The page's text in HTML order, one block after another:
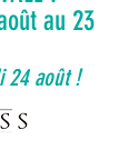
au 23
24 août !